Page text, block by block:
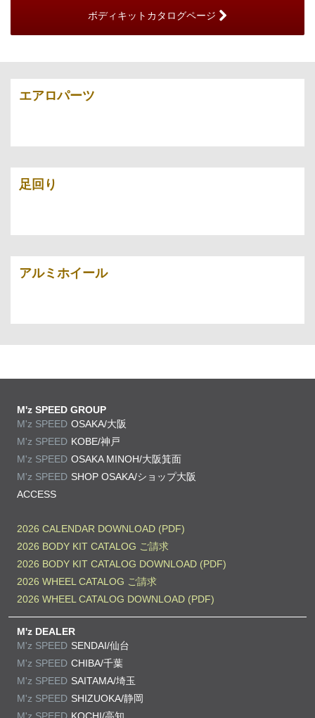
ボディキットカタログページ
エアロパーツ
足回り
アルミホイール
M'z SPEED GROUP
M'z SPEED OSAKA/大阪
M'z SPEED KOBE/神戸
M'z SPEED OSAKA MINOH/大阪箕面
M'z SPEED SHOP OSAKA/ショップ大阪
ACCESS
2026 CALENDAR DOWNLOAD (PDF)
2026 BODY KIT CATALOG ご請求
2026 BODY KIT CATALOG DOWNLOAD (PDF)
2026 WHEEL CATALOG ご請求
2026 WHEEL CATALOG DOWNLOAD (PDF)
M'z DEALER
M'z SPEED SENDAI/仙台
M'z SPEED CHIBA/千葉
M'z SPEED SAITAMA/埼玉
M'z SPEED SHIZUOKA/静岡